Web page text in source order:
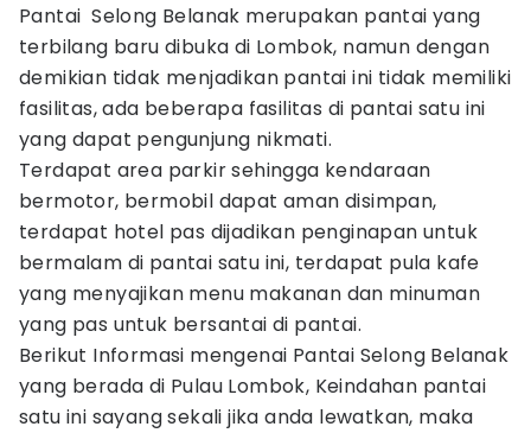
Pantai Selong Belanak merupakan pantai yang
terbilang baru dibuka di Lombok, namun dengan
demikian tidak menjadikan pantai ini tidak memiliki
fasilitas, ada beberapa fasilitas di pantai satu ini
yang dapat pengunjung nikmati.
Terdapat area parkir sehingga kendaraan
bermotor, bermobil dapat aman disimpan,
terdapat hotel pas dijadikan penginapan untuk
bermalam di pantai satu ini, terdapat pula kafe
yang menyajikan menu makanan dan minuman
yang pas untuk bersantai di pantai.
Berikut Informasi mengenai Pantai Selong Belanak
yang berada di Pulau Lombok, Keindahan pantai
satu ini sayang sekali jika anda lewatkan, maka